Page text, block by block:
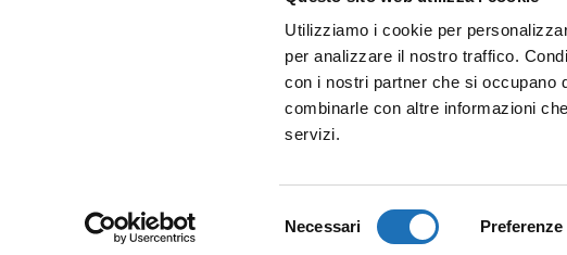
Utilizziamo i cookie per
per analizzare il nostro traffico.
con i nostri partner che si occupano
combinarle con altre informazioni
servizi.
Necessari Preferenze